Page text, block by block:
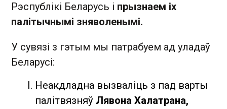
Рэспублікі Беларусь і прызнаем іх
палітычнымі зняволенымі.
У сувязі з гэтым мы патрабуем ад уладаў
Беларусі:
Неакдладна вызваліць з пад варты
палітвязняў Лявона Халатрана,